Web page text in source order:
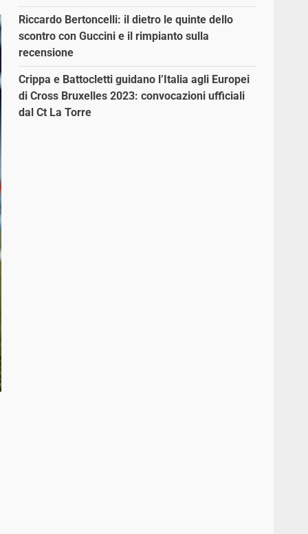
Riccardo Bertoncelli: il dietro le quinte dello
scontro con Guccini e il rimpianto sulla
recensione
Crippa e Battocletti guidano l’Italia agli Europei
di Cross Bruxelles 2023: convocazioni ufficiali
dal Ct La Torre